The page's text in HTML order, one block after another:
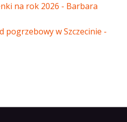
na rok 2026 - Barbara
pogrzebowy w Szczecinie -